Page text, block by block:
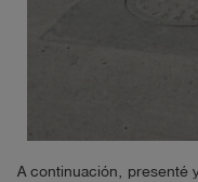
A continuación, presenté